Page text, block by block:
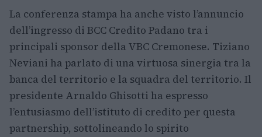
La conferenza stampa ha anche visto l’annuncio
dell’ingresso di BCC Credito Padano tra i
principali sponsor della VBC Cremonese. Tiziano
Neviani ha parlato di una virtuosa sinergia tra la
banca del territorio e la squadra del territorio. Il
presidente Arnaldo Ghisotti ha espresso
l’entusiasmo dell’istituto di credito per questa
partnership, sottolineando lo spirito